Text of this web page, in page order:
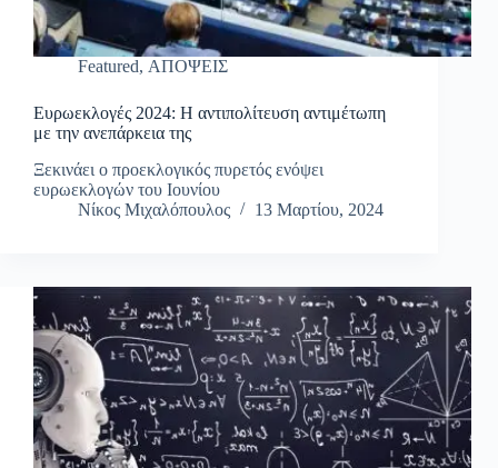
Featured, ΑΠΟΨΕΙΣ
Ευρωεκλογές 2024: Η αντιπολίτευση αντιμέτωπη
με την ανεπάρκεια της
Ξεκινάει ο προεκλογικός πυρετός ενόψει
ευρωεκλογών του Ιουνίου
Νίκος Μιχαλόπουλος
13 Μαρτίου, 2024